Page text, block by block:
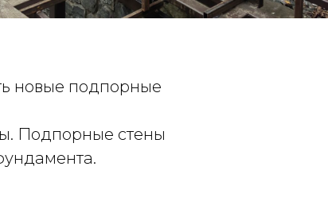
новые подпорные
Подпорные стены